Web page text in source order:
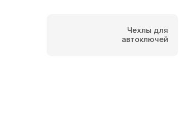
Чехлы для
автоключей